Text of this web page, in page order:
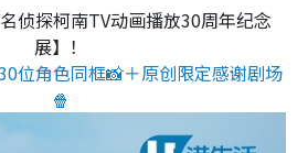
侦探柯南TV动画播放30周年纪念
展】！
位角色同框📸＋原创限定感谢剧场
🍿